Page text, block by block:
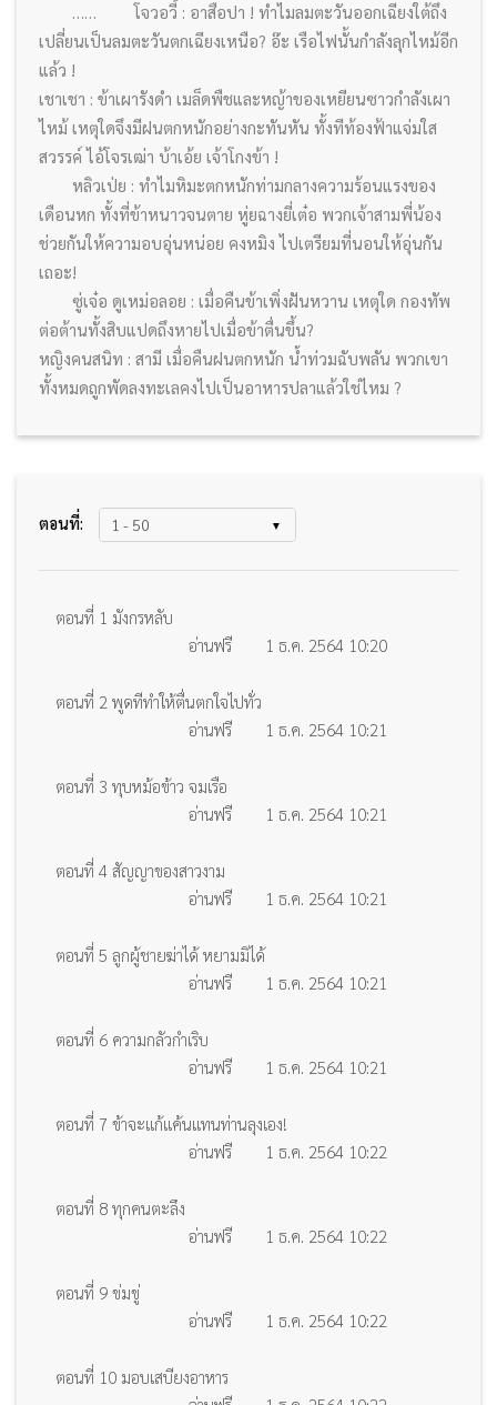
…… โจวอวี้ : อาสือปา ! ทำไมลมตะวันออกเฉียงใต้ถึง
เปลี่ยนเป็นลมตะวันตกเฉียงเหนือ? อ๊ะ เรือไฟนั้นกำลังลุกไหม้อีก
แล้ว !
เชาเชา : ข้าเผารังดำ เมล็ดพืชและหญ้าของเหยียนซาวกำลังเผา
ไหม้ เหตุใดจึงมีฝนตกหนักอย่างกะทันหัน ทั้งทีท้องฟ้าแจ่มใส
สวรรค์ ไอ้โจรเฒ่า บ้าเอ้ย เจ้าโกงข้า !
หลิวเป่ย : ทำไมหิมะตกหนักท่ามกลางความร้อนแรงของ
เดือนหก ทั้งที่ข้าหนาวจนตาย หู่ยฉางยี่เต๋อ พวกเจ้าสามพี่น้อง
ช่วยกันให้ความอบอุ่นหน่อย คงหมิง ไปเตรียมที่นอนให้อุ่นกัน
เถอะ!
ซู่เจ๋อ ดูเหม่อลอย : เมื่อคืนข้าเพิ่งฝันหวาน เหตุใด กองทัพ
ต่อต้านทั้งสิบแปดถึงหายไปเมื่อข้าตื่นขึ้น?
หญิงคนสนิท : สามี เมื่อคืนฝนตกหนัก น้ำท่วมฉับพลัน พวกเขา
ทั้งหมดถูกพัดลงทะเลคงไปเป็นอาหารปลาแล้วใช่ไหม ?
ตอนที่:
ตอนที่ 1 มังกรหลับ
อ่านฟรี
1 ธ.ค. 2564 10:20
ตอนที่ 2 พูดทีทำให้ตื่นตกใจไปทั่ว
อ่านฟรี
1 ธ.ค. 2564 10:21
ตอนที่ 3 ทุบหม้อข้าว จมเรือ
อ่านฟรี
1 ธ.ค. 2564 10:21
ตอนที่ 4 สัญญาของสาวงาม
อ่านฟรี
1 ธ.ค. 2564 10:21
ตอนที่ 5 ลูกผู้ชายฆ่าได้ หยามมิได้
อ่านฟรี
1 ธ.ค. 2564 10:21
ตอนที่ 6 ความกลัวกำเริบ
อ่านฟรี
1 ธ.ค. 2564 10:21
ตอนที่ 7 ข้าจะแก้แค้นแทนท่านลุงเอง!
อ่านฟรี
1 ธ.ค. 2564 10:22
ตอนที่ 8 ทุกคนตะลึง
อ่านฟรี
1 ธ.ค. 2564 10:22
ตอนที่ 9 ข่มขู่
อ่านฟรี
1 ธ.ค. 2564 10:22
ตอนที่ 10 มอบเสบียงอาหาร